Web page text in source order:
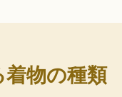
物の種類